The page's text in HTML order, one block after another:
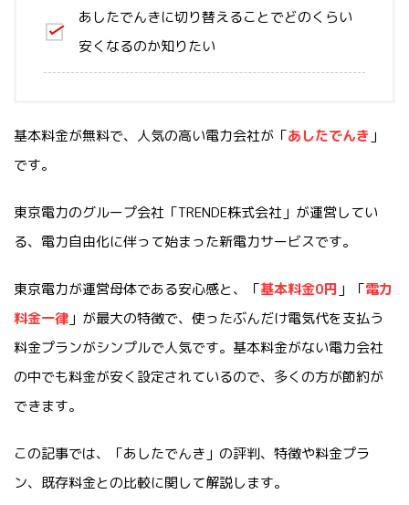
あしたでんきに切り替えることでどのくらい
安くなるのか知りたい
基本料金が無料で、人気の高い電力会社が「あしたでんき 」
です。
東京電力のグループ会社「TRENDE株式会社」が運営してい
る、電力自由化に伴って始まった新電力サービスです。
東京電力が運営母体である安心感と、「基本料金0円 」「電力
料金一律 」が最大の特徴で、使ったぶんだけ電気代を支払う
料金プランがシンプルで人気です。基本料金がない電力会社
の中でも料金が安く設定されているので、多くの方が節約が
できます。
この記事では、「あしたでんき」の評判、特徴や料金プラ
ン、既存料金との比較に関して解説します。